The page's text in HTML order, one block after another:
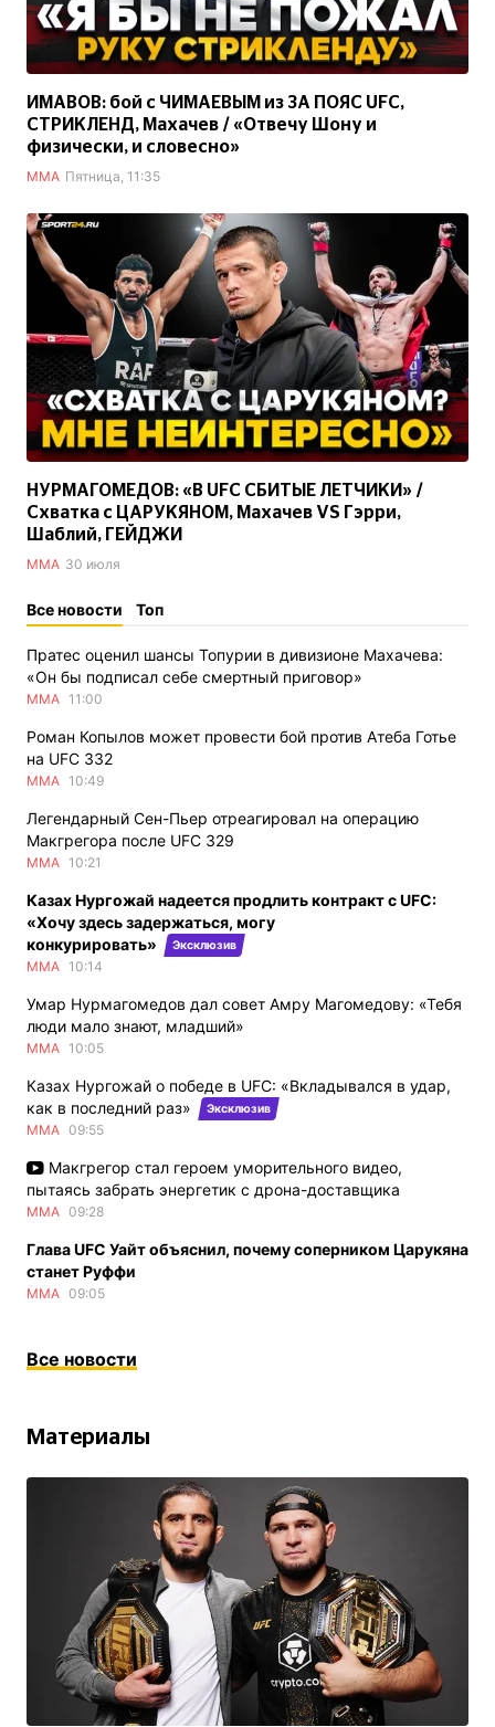
ИМАВОВ: бой с ЧИМАЕВЫМ из ЗА ПОЯС UFC,
СТРИКЛЕНД, Махачев / «Отвечу Шону и
физически, и словесно»
ММА Пятница, 11:35
НУРМАГОМЕДОВ: «В UFC СБИТЫЕ ЛЕТЧИКИ» /
Схватка с ЦАРУКЯНОМ, Махачев VS Гэрри,
Шаблий, ГЕЙДЖИ
ММА 30 июля
Все новости Топ
Пратес оценил шансы Топурии в дивизионе Махачева:
«Он бы подписал себе смертный приговор»
ММА 11:00
Роман Копылов может провести бой против Атеба Готье
на UFC 332
ММА 10:49
Легендарный Сен-Пьер отреагировал на операцию
Макгрегора после UFC 329
ММА 10:21
Казах Нургожай надеется продлить контракт с UFC:
«Хочу здесь задержаться, могу
конкурировать»
Эксклюзив
ММА 10:14
Умар Нурмагомедов дал совет Амру Магомедову: «Тебя
люди мало знают, младший»
ММА 10:05
Казах Нургожай о победе в UFC: «Вкладывался в удар,
как в последний раз»
Эксклюзив
ММА 09:55
Макгрегор стал героем уморительного видео,
пытаясь забрать энергетик с дрона-доставщика
ММА 09:28
Глава UFC Уайт объяснил, почему соперником Царукяна
станет Руффи
ММА 09:05
Все новости
Материалы